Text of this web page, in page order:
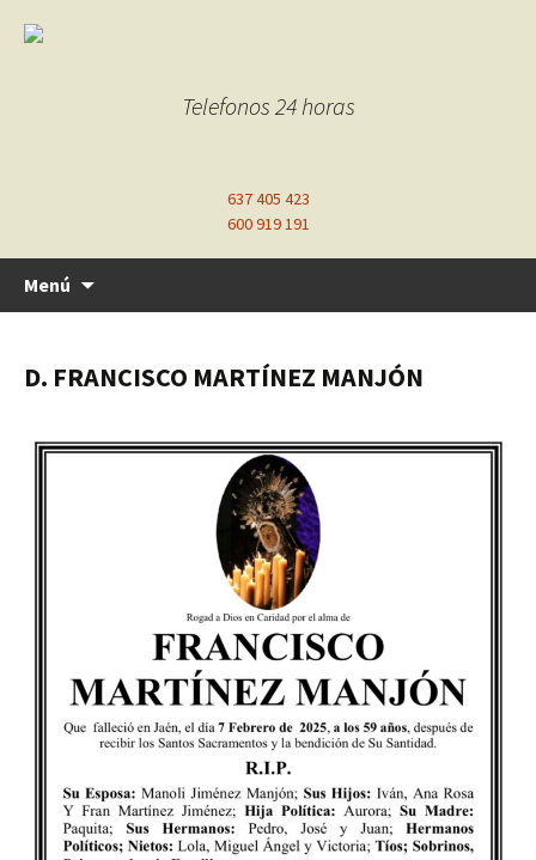
Telefonos 24 horas
637 405 423
600 919 191
Menú
D. FRANCISCO MARTÍNEZ MANJÓN